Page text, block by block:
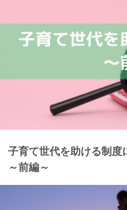
子育て世代を助ける制度
～前編～